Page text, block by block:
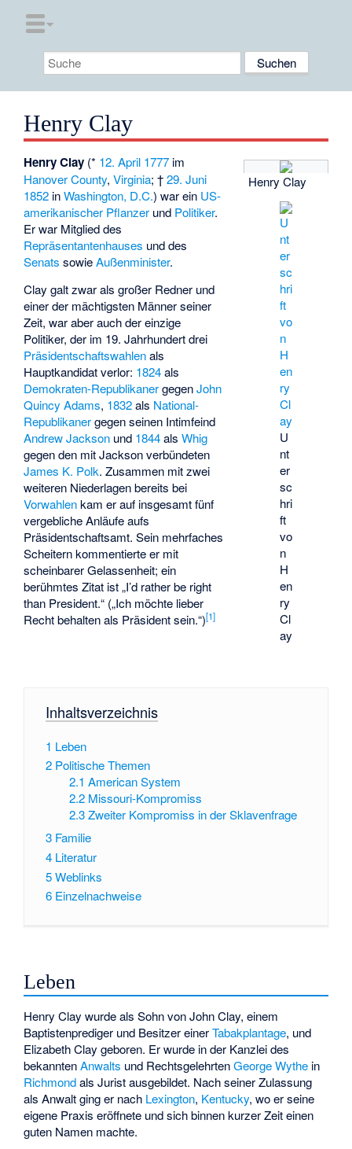
Henry Clay
Henry Clay
U
nt
er
sc
hri
ft
vo
n
H
en
ry
Cl
ay
Henry Clay (* 12. April 1777 im
Hanover County,Virginia; †29. Juni
1852 inWashington, D.C.) war ein US-
amerikanischer Pflanzer und Politiker.
Er war Mitglied des
Repräsentantenhauses und des
Senats sowieAußenminister.
Clay galt zwar als großer Redner und
einer der mächtigsten Männer seiner
Zeit, war aber auch der einzige
Politiker, der im 19. Jahrhundert drei
Präsidentschaftswahlenals
Hauptkandidat verlor: 1824als
Demokraten-RepublikanergegenJohn
Quincy Adams, 1832als National-
Republikanergegen seinen Intimfeind
Andrew Jackson und 1844alsWhig
gegen den mit Jackson verbündeten
James K. Polk. Zusammen mit zwei
weiteren Niederlagen bereits bei
Vorwahlenkam er auf insgesamt fünf
vergebliche Anläufe aufs
Präsidentschaftsamt. Sein mehrfaches
Scheitern kommentierte er mit
scheinbarer Gelassenheit; ein
berühmtes Zitat ist „I’d rather be right
than President.“ („Ich möchte lieber
Recht behalten als Präsident sein.“)[1]
Inhaltsverzeichnis
1 Leben
2 Politische Themen
2.1 American System
2.2 Missouri-Kompromiss
2.3 Zweiter Kompromiss in der Sklavenfrage
3 Familie
4 Literatur
5Weblinks
6 Einzelnachweise
Leben
Henry Clay wurde als Sohn von John Clay, einem
Baptistenprediger und Besitzer einerTabakplantage, und
Elizabeth Clay geboren. Er wurde in der Kanzlei des
bekanntenAnwalts und RechtsgelehrtenGeorge Wythe in
Richmondals Jurist ausgebildet. Nach seiner Zulassung
als Anwalt ging er nach Lexington, Kentucky, wo er seine
eigene Praxis eröffnete und sich binnen kurzer Zeit einen
guten Namen machte.